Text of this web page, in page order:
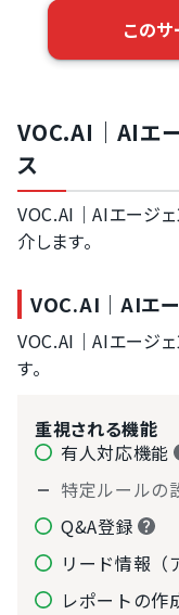
この
VOC.AI｜AIエ
ス
VOC.AI｜AIエージ
介します。
VOC.AI｜AIエ
VOC.AI｜AIエージ
す。
重視される機能
有人対応機能
特定ルールの
Q&A登録
リード情報（
レポートの作